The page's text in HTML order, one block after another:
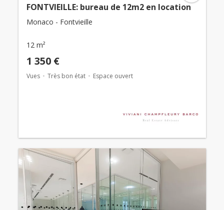
FONTVIEILLE: bureau de 12m2 en location
Monaco - Fontvieille
12 m²
1 350 €
Vues Très bon état Espace ouvert